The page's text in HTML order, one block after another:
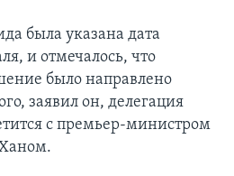
была указана дата
и отмечалось, что
было направлено
заявил он, делегация
с премьер-министром